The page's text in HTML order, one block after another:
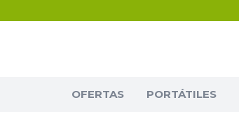
OFERTAS PORTÁTILES